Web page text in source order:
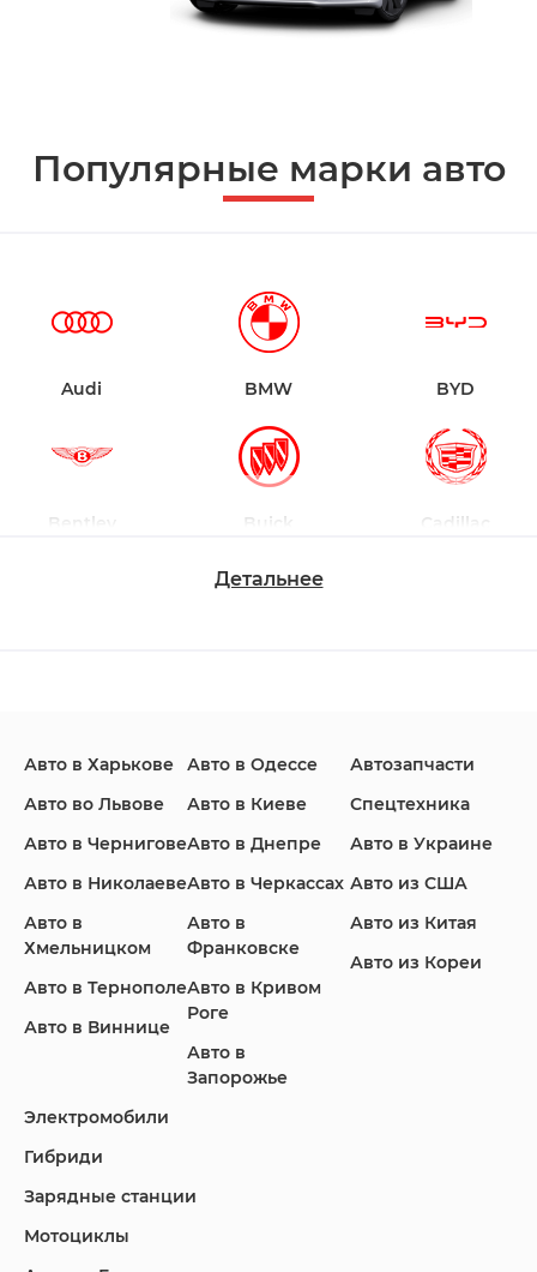
Популярные марки авто
Audi BMW BYD
Bentley Buick Cadillac
Infiniti Jaguar Jeep
Land Rover
Lincoln
Детальнее
Авто в Харькове
Авто во Львове
Авто в Чернигове
Авто в Николаеве
Авто в
Хмельницком
Авто в Тернополе
Авто в Виннице
Авто в Одессе
Авто в Киеве
Авто в Днепре
Авто в Черкассах
Авто в
Франковске
Авто в Кривом
Роге
Авто в
Запорожье
Автозапчасти
Спецтехника
Авто в Украине
Авто из США
Авто из Китая
Авто из Кореи
Электромобили
Гибриди
Зарядные станции
Мотоциклы